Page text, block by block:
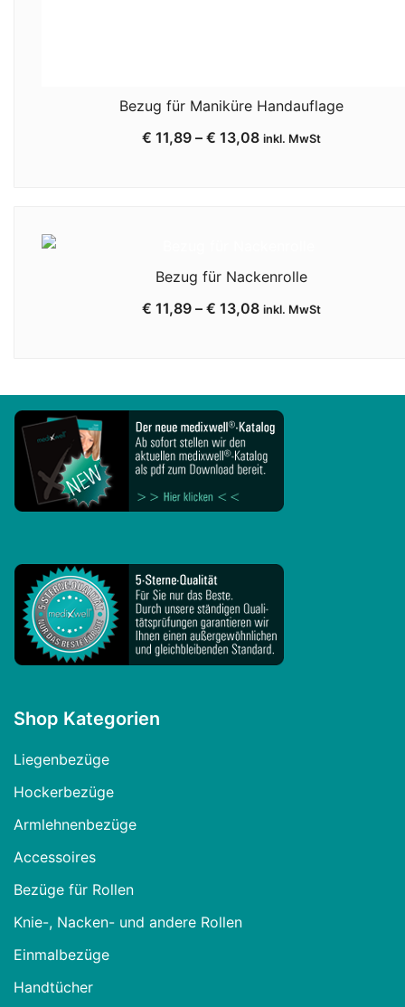
Bezug für Maniküre Handauflage
€ 11,89 – € 13,08 inkl. MwSt
Bezug für Nackenrolle
€ 11,89 – € 13,08 inkl. MwSt
Shop Kategorien
Liegenbezüge
Hockerbezüge
Armlehnenbezüge
Accessoires
Bezüge für Rollen
Knie-, Nacken- und andere Rollen
Einmalbezüge
Handtücher